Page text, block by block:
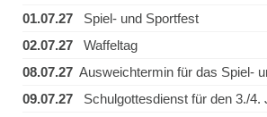
01.07.27 Spiel- und Sportfest
02.07.27 Waffeltag
08.07.27 Ausweichtermin für das Spiel-
09.07.27 Schulgottesdienst für den 3./4.